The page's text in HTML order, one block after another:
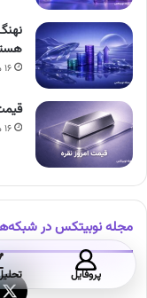
۱۶ مرداد ۱۴۰۵
قیمت نقره
۱۶ مرداد ۱۴۰۵
مجله نوبیتکس در
پروفایل